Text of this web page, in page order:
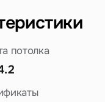
потолка